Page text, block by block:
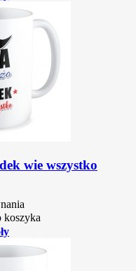
wie wszystko
koszyka